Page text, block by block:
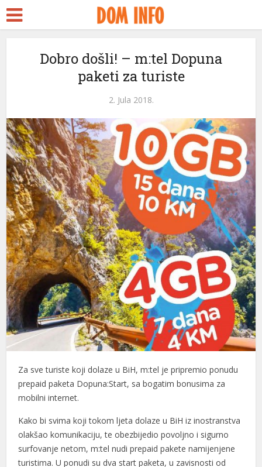
Dobro došli! – m:tel Dopuna
paketi za turiste
2. Jula 2018.
Za sve turiste koji dolaze u BiH, m:tel je pripremio ponudu
prepaid paketa Dopuna:Start, sa bogatim bonusima za
mobilni internet.
Kako bi svima koji tokom ljeta dolaze u BiH iz inostranstva
olakšao komunikaciju, te obezbijedio povoljno i sigurno
surfovanje netom, m:tel nudi prepaid pakete namijenjene
turistima. U ponudi su dva start paketa, u zavisnosti od